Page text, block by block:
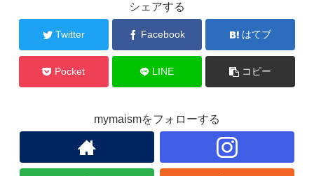
o
o
k
シェアする
Twitter Facebook はてブ
Pocket LINE コピー
mymaismをフォローする